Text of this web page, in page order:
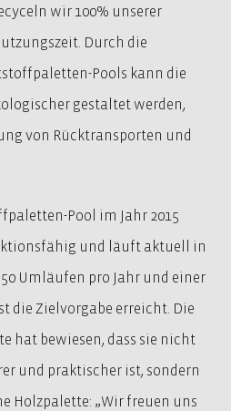
wir 100% unserer
Durch die
Pools kann die
gestaltet werden,
von Rücktransporten und
Pool im Jahr 2015
und läuft aktuell in
Umläufen pro Jahr und einer
die Zielvorgabe erreicht. Die
hat bewiesen, dass sie nicht
und praktischer ist, sondern
Holzpalette: „Wir freuen uns